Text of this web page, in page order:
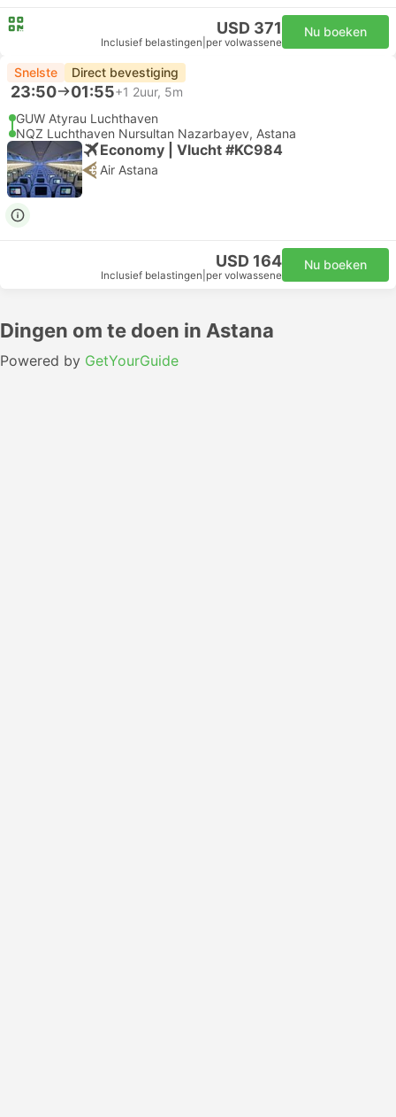
USD 371
Inclusief belastingen per volwassene
Nu boeken
Snelste Direct bevestiging
23:50 01:55+1 2uur, 5m
GUW Atyrau Luchthaven
NQZ Luchthaven Nursultan Nazarbayev, Astana
Economy | Vlucht #KC984
Air Astana
USD 164
Inclusief belastingen per volwassene
Nu boeken
Dingen om te doen in Astana
Powered by GetYourGuide